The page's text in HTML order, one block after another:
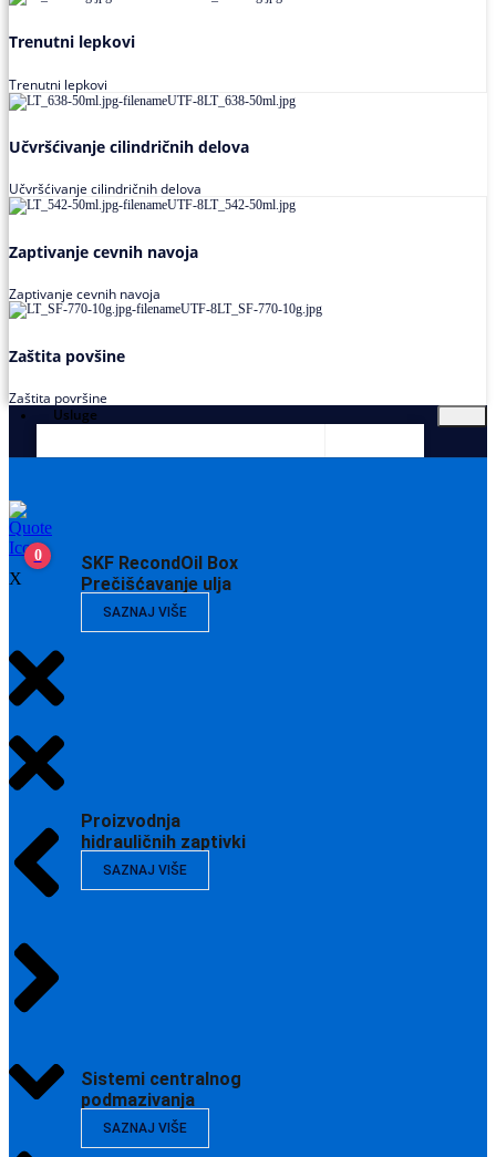
Trenutni lepkovi
Trenutni lepkovi
Učvršćivanje cilindričnih delova
Učvršćivanje cilindričnih delova
Zaptivanje cevnih navoja
Zaptivanje cevnih navoja
Zaštita povšine
Zaštita površine
Usluge
SKF RecondOil Box
Prečišćavanje ulja
SAZNAJ VIŠE
Proizvodnja
hidrauličnih zaptivki
SAZNAJ VIŠE
Sistemi centralnog
podmazivanja
SAZNAJ VIŠE
0
X